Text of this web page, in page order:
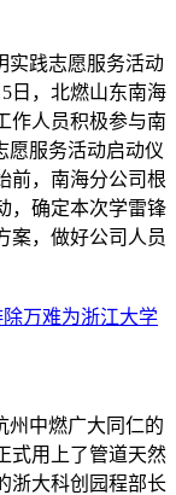
实践志愿服务活动
日，北燃山东南海
作人员积极参与南
愿服务活动启动仪
前，南海分公司根
，确定本次学雷锋
案，做好公司人员
万难为浙江大学
州中燃广大同仁的
式用上了管道天然
浙大科创园程部长